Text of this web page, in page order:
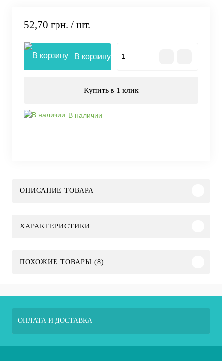
52,70 грн. / шт.
В корзину
Купить в 1 клик
В наличии
ОПИСАНИЕ ТОВАРА
ХАРАКТЕРИСТИКИ
ПОХОЖИЕ ТОВАРЫ (8)
ОПЛАТА И ДОСТАВКА